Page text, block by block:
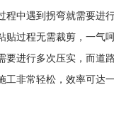
程中遇到拐弯就需要进
贴过程无需裁剪，一气
要进行多次压实，而道
工非常轻松，效率可达